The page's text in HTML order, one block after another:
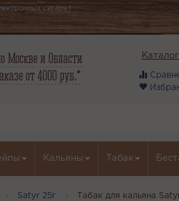
сигарет
Москве и Области
от 4000 руб.*
Каталог
Кальяны Табак
Satyr 25г Табак для кальяна